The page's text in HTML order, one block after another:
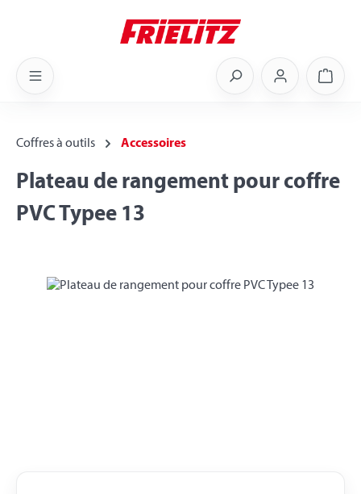
Coffres à outils Accessoires
Plateau de rangement pour coffre
PVC Typee 13
Skip image gallery